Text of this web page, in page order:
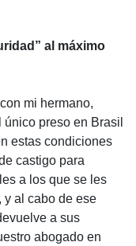
al máximo
mi hermano,
preso en Brasil
estas condiciones
castigo para
a los que se les
y al cabo de ese
a sus
abogado en